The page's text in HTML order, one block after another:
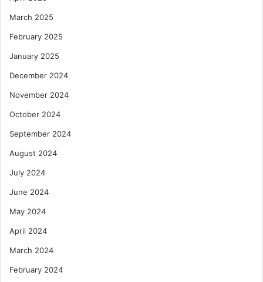
March 2025
February 2025
January 2025
December 2024
November 2024
October 2024
September 2024
August 2024
July 2024
June 2024
May 2024
April 2024
March 2024
February 2024